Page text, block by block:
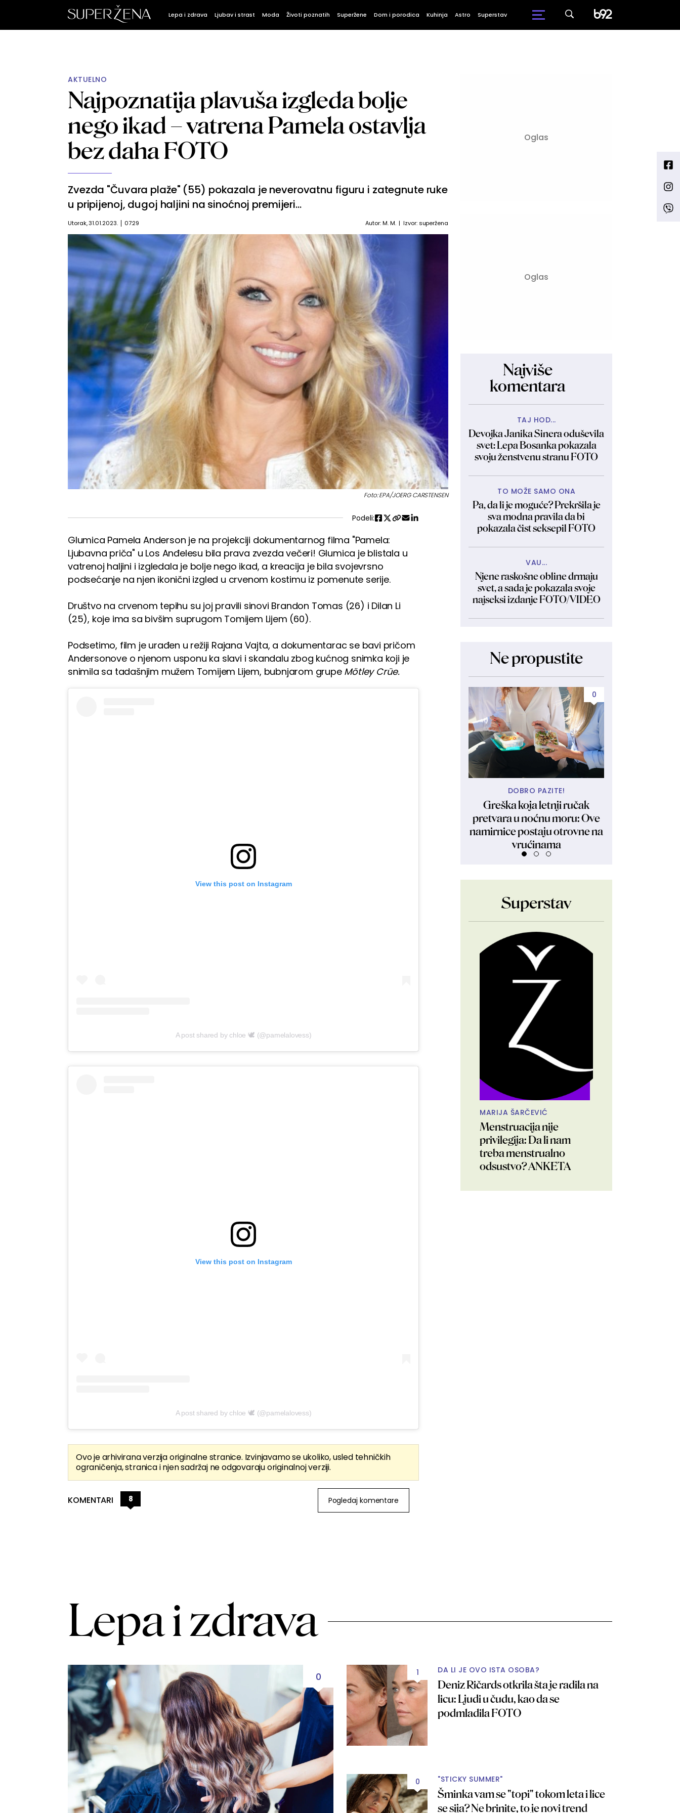
Lepa i zdrava Ljubav i strast Moda Životi poznatih Superžene Dom i porodica Kuhinja Astro Superstav
AKTUELNO
Najpoznatija plavuša izgleda bolje
nego ikad – vatrena Pamela ostavlja
bez daha FOTO
Zvezda "Čuvara plaže" (55) pokazala je neverovatnu figuru i zategnute ruke
u pripijenoj, dugoj haljini na sinoćnoj premijeri...
Utorak, 31.01.2023. 07:29 Autor:M. M.| Izvor: superžena
Foto: EPA/JOERG CARSTENSEN
Podeli:
Glumica Pamela Anderson je na projekciji dokumentarnog filma "Pamela:
Ljubavna priča" u Los Anđelesu bila prava zvezda večeri! Glumica je blistala u
vatrenoj haljini i izgledala je bolje nego ikad, a kreacija je bila svojevrsno
podsećanje na njen ikonični izgled u crvenom kostimu iz pomenute serije.
Društvo na crvenom tepihu su joj pravili sinovi Brandon Tomas (26) i Dilan Li
(25), koje ima sa bivšim suprugom Tomijem Lijem (60).
Podsetimo, film je urađen u režiji Rajana Vajta, a dokumentarac se bavi pričom
Andersonove o njenom usponu ka slavi i skandalu zbog kućnog snimka koji je
snimila sa tadašnjim mužem Tomijem Lijem, bubnjarom grupe Mötley Crüe.
View this post on Instagram
A post shared by chloe 🕊️ (@pamelalovess)
View this post on Instagram
A post shared by chloe 🕊️ (@pamelalovess)
Ovo je arhivirana verzija originalne stranice. Izvinjavamo se ukoliko, usled tehničkih
ograničenja, stranica i njen sadržaj ne odgovaraju originalnoj verziji.
KOMENTARI 8 Pogledaj komentare
Najviše
komentara
TAJ HOD...
Devojka Janika Sinera oduševila
svet: Lepa Bosanka pokazala
svoju ženstvenu stranu FOTO
TO MOŽE SAMO ONA
Pa, da li je moguće? Prekršila je
sva modna pravila da bi
pokazala čist seksepil FOTO
VAU...
Njene raskošne obline drmaju
svet, a sada je pokazala svoje
najseksi izdanje FOTO/VIDEO
Ne propustite
0
DOBRO PAZITE!
Greška koja letnji ručak
pretvara u noćnu moru: Ove
namirnice postaju otrovne na
vrućinama
Superstav
MARIJA ŠARČEVIĆ
Menstruacija nije
privilegija: Da li nam
treba menstrualno
odsustvo? ANKETA
Lepa i zdrava
0 1 DA LI JE OVO ISTA OSOBA?
Deniz Ričards otkrila šta je radila na
licu: Ljudi u čudu, kao da se
podmladila FOTO
0 "STICKY SUMMER"
Šminka vam se "topi" tokom leta i lice
se sija? Ne brinite, to je novi trend